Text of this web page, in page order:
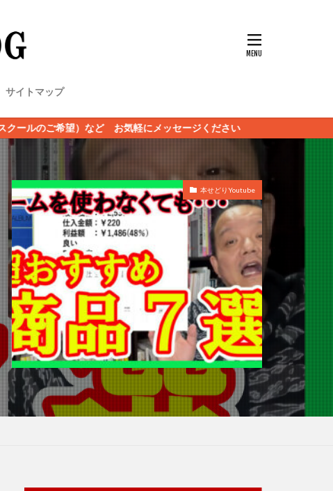
サイトマップ
ど お気軽にメッセージください
本せどりYoutube